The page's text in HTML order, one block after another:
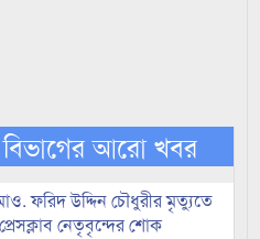
আরো খবর
ফরিদ উদ্দিন চৌধুরীর মৃত্যুতে
নেতৃবৃন্দের শোক